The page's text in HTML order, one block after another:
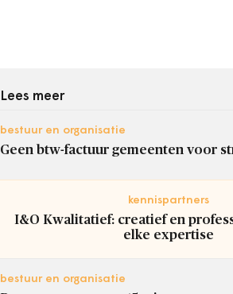
Lees meer
bestuur en organisatie
Geen btw-factuur gemeenten voor
kennispartners
I&O Kwalitatief: creatief en
elke expertise
bestuur en organisatie